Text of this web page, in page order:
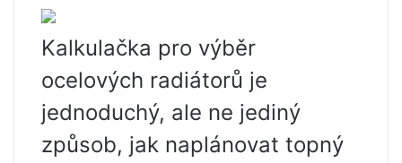
Kalkulačka pro výběr
ocelových radiátorů je
jednoduchý, ale ne jediný
způsob, jak naplánovat topný